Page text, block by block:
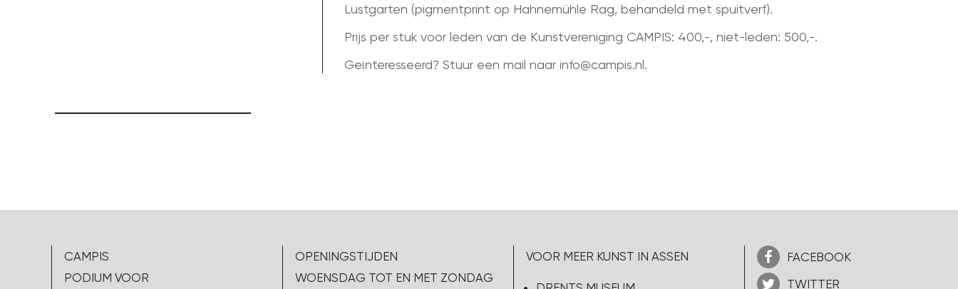
Lustgarten (pigmentprint op Hahnemühle Rag, behandeld met spuitverf).
Prijs per stuk voor leden van de Kunstvereniging CAMPIS: 400,-, niet-leden: 500,-.
Geïnteresseerd? Stuur een mail naar info@campis.nl.
CAMPIS
PODIUM VOOR
OPENINGSTIJDEN
WOENSDAG TOT EN MET ZONDAG
VOOR MEER KUNST IN ASSEN
FACEBOOK
TWITTER